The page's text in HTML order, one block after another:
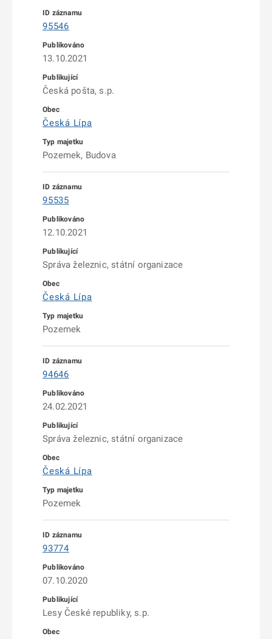
95546
13.10.2021
Česká pošta, s.p.
Česká Lípa
Pozemek, Budova
95535
12.10.2021
Správa železnic, státní organizace
Česká Lípa
Pozemek
94646
24.02.2021
Správa železnic, státní organizace
Česká Lípa
Pozemek
93774
07.10.2020
Lesy České republiky, s.p.